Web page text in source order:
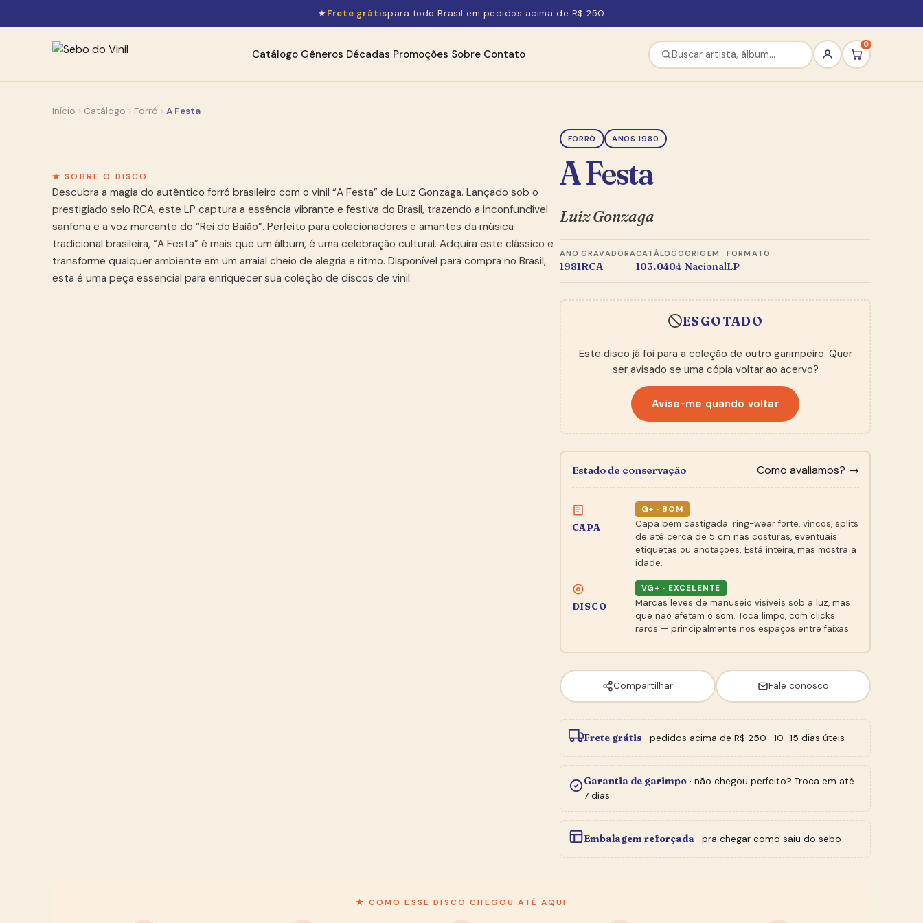
★Frete grátispara todo Brasil em pedidos acima de R$ 250
Catálogo Gêneros Décadas Promoções Sobre Contato
0
Início Catálogo Forró A Festa
★ SOBRE O DISCO
Descubra a magia do autêntico forró brasileiro com o vinil “A Festa” de Luiz Gonzaga. Lançado sob o
prestigiado selo RCA, este LP captura a essência vibrante e festiva do Brasil, trazendo a inconfundível
sanfona e a voz marcante do “Rei do Baião”. Perfeito para colecionadores e amantes da música
tradicional brasileira, “A Festa” é mais que um álbum, é uma celebração cultural. Adquira este clássico e
transforme qualquer ambiente em um arraial cheio de alegria e ritmo. Disponível para compra no Brasil,
esta é uma peça essencial para enriquecer sua coleção de discos de vinil.
FORRÓ ANOS 1980
A Festa
Luiz Gonzaga
ANO
1981
GRAVADORA
RCA
CATÁLOGO
103.0404
ORIGEM
Nacional
FORMATO
LP
ESGOTADO
Este disco já foi para a coleção de outro garimpeiro. Quer
ser avisado se uma cópia voltar ao acervo?
Avise-me quando voltar
Estado de conservação Como avaliamos? →
CAPA
G+ · BOM
Capa bem castigada: ring-wear forte, vincos, splits
de até cerca de 5 cm nas costuras, eventuais
etiquetas ou anotações. Está inteira, mas mostra a
idade.
DISCO
VG+ · EXCELENTE
Marcas leves de manuseio visíveis sob a luz, mas
que não afetam o som. Toca limpo, com clicks
raros — principalmente nos espaços entre faixas.
Compartilhar Fale conosco
Frete grátis · pedidos acima de R$ 250 · 10–15 dias úteis
Garantia de garimpo · não chegou perfeito? Troca em até
7 dias
Embalagem reforçada · pra chegar como saiu do sebo
★ COMO ESSE DISCO CHEGOU ATÉ AQUI
★ BOLETIM DO SEBO